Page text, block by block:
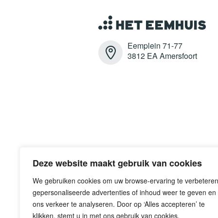
Deze website maakt gebruik van cookies
We gebruiken cookies om uw browse-ervaring te
gepersonaliseerde advertenties of inhoud weer te geven en
ons verkeer te analyseren. Door op ‘Alles accepteren’ te
klikken, stemt u in met ons gebruik van cookies.
Eemplein 71-77
3812 EA Amersfoort